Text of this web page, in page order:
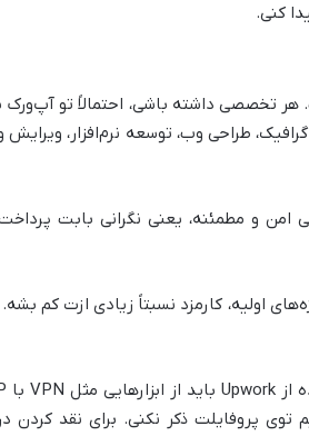
کنی.
تخصصی داشته باشی، احتمالاً تو آپ‌ورک
طراحی وب، توسعه نرم‌افزار، ویرایش
امن و مطمئنه، یعنی نگرانی بابت
اولیه، کارمزد نسبتاً زیادی ازت کم
پروفایلت ذکر نکنی. برای نقد کردن